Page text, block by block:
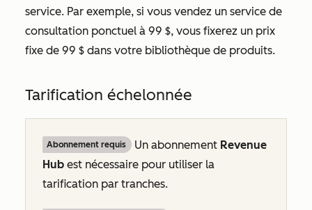
service. Par exemple, si vous vendez un service de
consultation ponctuel à 99 $, vous fixerez un prix
fixe de 99 $ dans votre bibliothèque de produits.
Tarification échelonnée
Abonnement requis Un abonnement Revenue
Hub est nécessaire pour utiliser la
tarification par tranches.